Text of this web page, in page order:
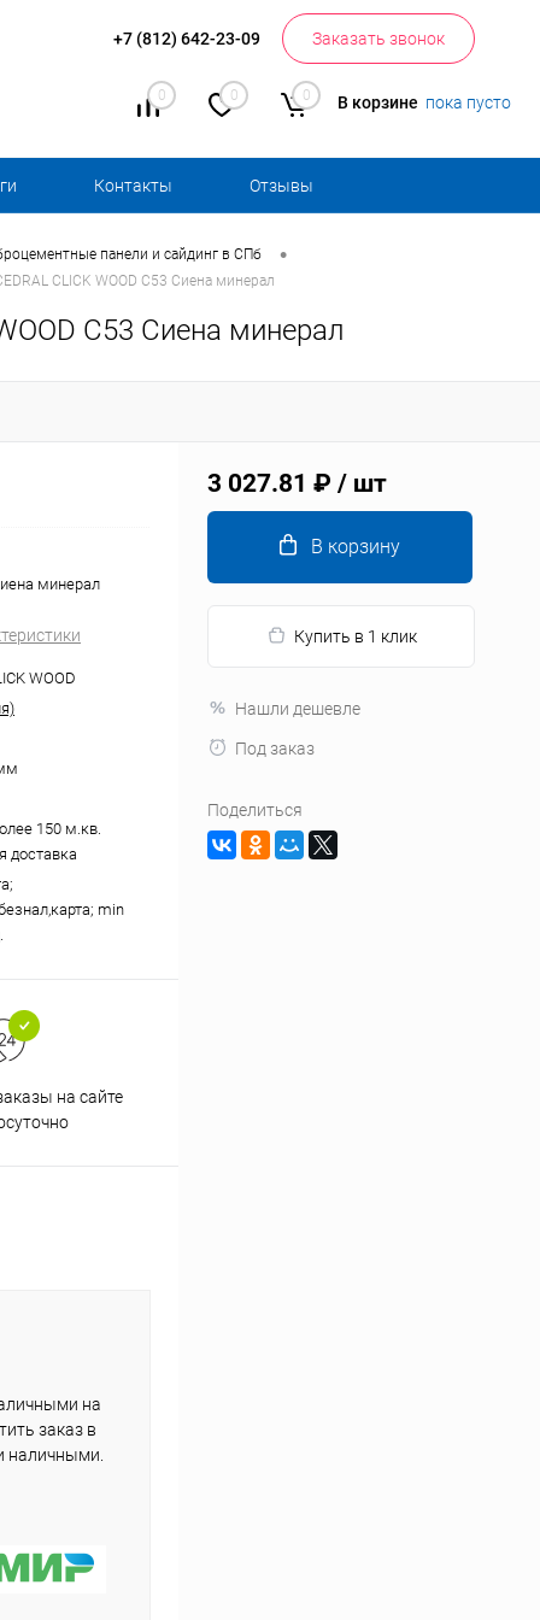
+7 (812) 642-23-09 Заказать звонок
0 0 0 В корзине пока пусто
Контакты Отзывы
панели и сайдинг в СПб •
CLICK WOOD C53 Сиена минерал
C53 Сиена минерал
минерал
WOOD
150 м.кв.
доставка
min
на сайте
на
заказ в
наличными.
3 027.81 ₽ / шт
В корзину
Купить в 1 клик
Нашли дешевле
Под заказ
Поделиться